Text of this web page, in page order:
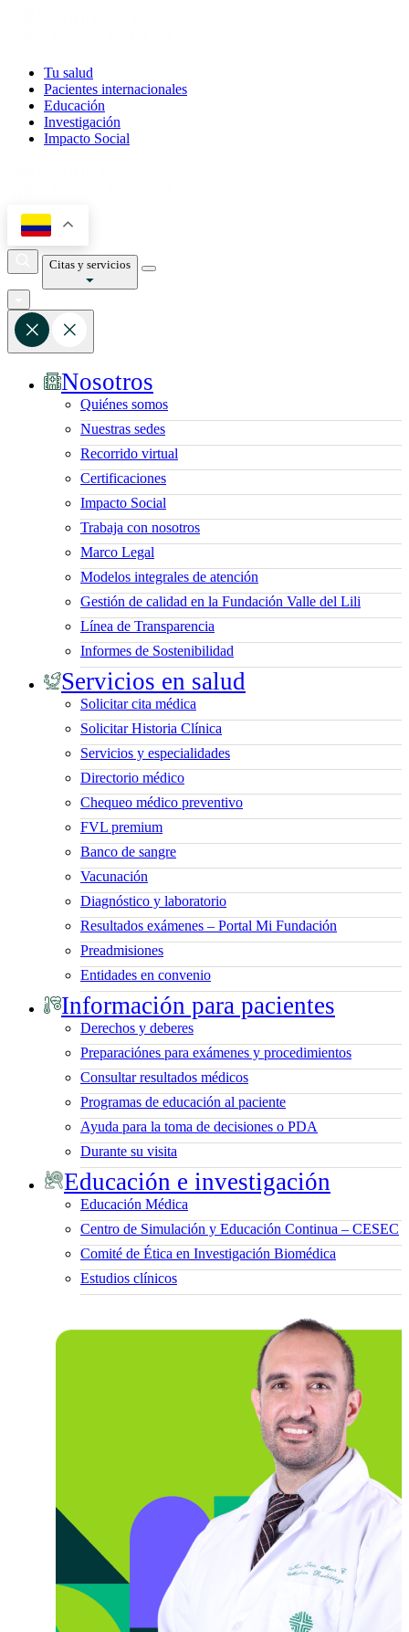
Tu salud
Pacientes internacionales
Educación
Investigación
Impacto Social
Citas y servicios
Nosotros
Quiénes somos
Nuestras sedes
Recorrido virtual
Certificaciones
Impacto Social
Trabaja con nosotros
Marco Legal
Modelos integrales de atención
Gestión de calidad en la Fundación Valle del Lili
Línea de Transparencia
Informes de Sostenibilidad
Servicios en salud
Solicitar cita médica
Solicitar Historia Clínica
Servicios y especialidades
Directorio médico
Chequeo médico preventivo
FVL premium
Banco de sangre
Vacunación
Diagnóstico y laboratorio
Resultados exámenes – Portal Mi Fundación
Preadmisiones
Entidades en convenio
Información para pacientes
Derechos y deberes
Preparaciónes para exámenes y procedimientos
Consultar resultados médicos
Programas de educación al paciente
Ayuda para la toma de decisiones o PDA
Durante su visita
Educación e investigación
Educación Médica
Centro de Simulación y Educación Continua – CESEC
Comité de Ética en Investigación Biomédica
Estudios clínicos